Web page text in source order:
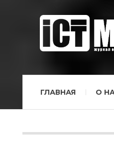
ГЛАВНАЯ О